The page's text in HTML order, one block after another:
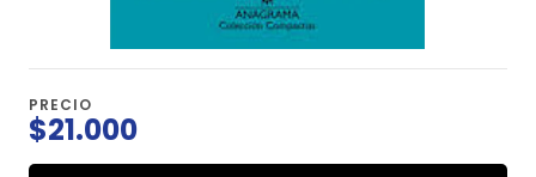
PRECIO
$21.000